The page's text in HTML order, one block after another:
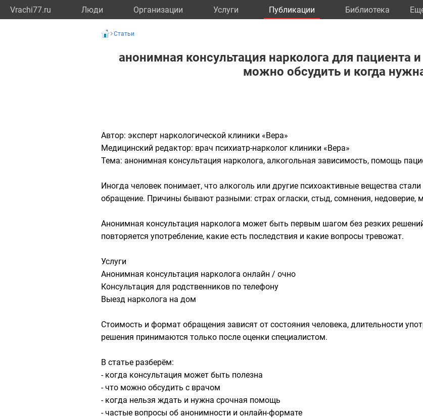
Vrachi77.ru Люди Организации Услуги Публикации Библиотека
Статьи
анонимная консультация нарколога для пациента
можно обсудить и когда
Автор: эксперт наркологической клиники «Вера»
Медицинский редактор: врач психиатр-нарколог клиники «Вера»
Тема: анонимная консультация нарколога, алкогольная зависимость, помощь
Иногда человек понимает, что алкоголь или другие психоактивные вещества
обращение. Причины бывают разными: страх огласки, стыд, сомнения, недоверие,
Анонимная консультация нарколога может быть первым шагом без резких
повторяется употребление, какие есть последствия и какие вопросы тревожат.
Услуги
Анонимная консультация нарколога онлайн / очно
Консультация для родственников по телефону
Выезд нарколога на дом
Стоимость и формат обращения зависят от состояния человека, длительности
решения принимаются только после оценки специалистом.
В статье разберём:
- когда консультация может быть полезна
- что можно обсудить с врачом
- когда нельзя ждать и нужна срочная помощь
- частые вопросы об анонимности и онлайн-формате